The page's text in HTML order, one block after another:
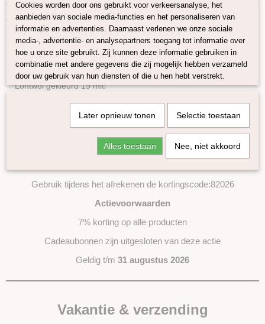
Vilten
Naturel Lontwol
Lontwol gekleurd 14,5 mic
Lontwol gekleurd 19 mic
Lontwol Melange 19 mic
Lontwol 19 mic/zijde melange
Lontwol Corriedale gekleurd
Kaardvlies
Kunststof vezels
Maandaanbieding Augustus
De hele maand augustus ontvang je 7% korting op bijna ons
Gebruik tijdens het afrekenen de kortingscode:82026
Actievoorwaarden
7% korting op alle producten
Cadeaubonnen zijn uitgesloten van deze actie
Geldig t/m 31 augustus 2026
Vakantie & verzending
Cookies worden door ons gebruikt voor verkeersanalyse, het
aanbieden van sociale media-functies en het personaliseren van
informatie en advertenties. Daarnaast verlenen we onze sociale
media-, advertentie- en analysepartners toegang tot informatie over
hoe u onze site gebruikt. Zij kunnen deze informatie gebruiken in
combinatie met andere gegevens die zij mogelijk hebben verzameld
door uw gebruik van hun diensten of die u hen hebt verstrekt.
Later opnieuw tonen Selectie toestaan
Alles toestaan Nee, niet akkoord